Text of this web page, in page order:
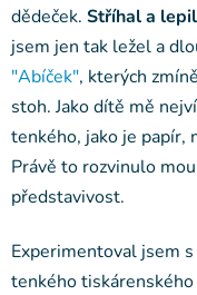
dědeček. Stříhal a lepil
jsem jen tak ležel a
"Abíček", kterých
stoh. Jako dítě mě
tenkého, jako je papír,
Právě to rozvinulo
představivost.
Experimentoval jsem
tenkého